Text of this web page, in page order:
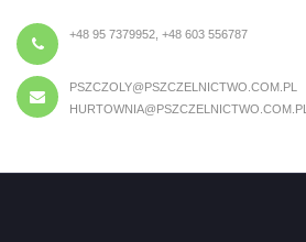
+48 95 7379952, +48 603 556787
PSZCZOLY@PSZCZELNICTWO.COM.PL
HURTOWNIA@PSZCZELNICTWO.COM.PL